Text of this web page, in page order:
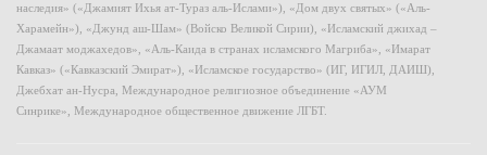
наследия» («Джамият Ихья ат-Тураз аль-Ислами»), «Дом двух святых» («Аль-
Харамейн»), «Джунд аш-Шам» (Войско Великой Сирии), «Исламский джихад –
Джамаат моджахедов», «Аль-Каида в странах исламского Магриба», «Имарат
Кавказ» («Кавказский Эмират»), «Исламское государство» (ИГ, ИГИЛ, ДАИШ),
Джебхат ан-Нусра, Международное религиозное объединение «АУМ
Синрике», Международное общественное движение ЛГБТ.